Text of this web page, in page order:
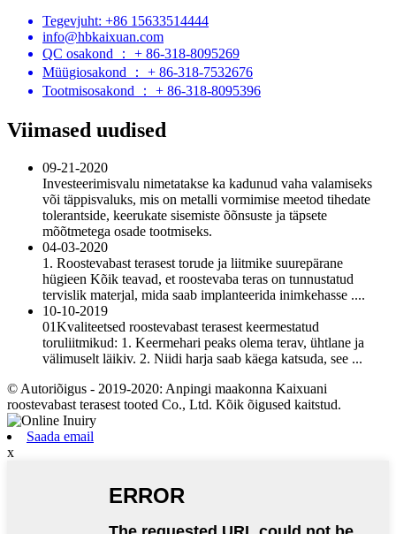
Tegevjuht: +86 15633514444
info@hbkaixuan.com
QC osakond ： + 86-318-8095269
Müügiosakond ： + 86-318-7532676
Tootmisosakond ： + 86-318-8095396
Viimased uudised
09-21-2020
Investeerimisvalu nimetatakse ka kadunud vaha valamiseks
või täppisvaluks, mis on metalli vormimise meetod tihedate
tolerantside, keerukate sisemiste õõnsuste ja täpsete
mõõtmetega osade tootmiseks.
04-03-2020
1. Roostevabast terasest torude ja liitmike suurepärane
hügieen Kõik teavad, et roostevaba teras on tunnustatud
tervislik materjal, mida saab implanteerida inimkehasse ....
10-10-2019
01Kvaliteetsed roostevabast terasest keermestatud
toruliitmikud: 1. Keermehari peaks olema terav, ühtlane ja
välimuselt läikiv. 2. Niidi harja saab käega katsuda, see ...
© Autoriõigus - 2019-2020: Anpingi maakonna Kaixuani
roostevabast terasest tooted Co., Ltd. Kõik õigused kaitstud.
Saada email
x